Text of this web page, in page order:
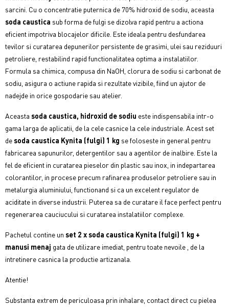
sarcini. Cu o concentratie puternica de 70% hidroxid de sodiu, aceasta
soda caustica sub forma de fulgi se dizolva rapid pentru a actiona
eficient impotriva blocajelor dificile. Este ideala pentru desfundarea
tevilor si curatarea depunerilor persistente de grasimi, ulei sau reziduuri
petroliere, restabilind rapid functionalitatea optima a instalatiilor.
Formula sa chimica, compusa din NaOH, clorura de sodiu si carbonat de
sodiu, asigura o actiune rapida si rezultate vizibile, fiind un ajutor de
nadejde in orice gospodarie sau atelier.
Aceastasoda caustica, hidroxid de sodiu este indispensabila intr-o
gama larga de aplicatii, de la cele casnice la cele industriale. Acest set
desoda caustica Kynita (fulgi) 1 kg se foloseste in general pentru
fabricarea sapunurilor, detergentilor sau a agentilor de inalbire. Este la
fel de eficient in curatarea pieselor din plastic sau inox, in indepartarea
colorantilor, in procese precum rafinarea produselor petroliere sau in
metalurgia aluminiului, functionand si ca un excelent regulator de
aciditate in diverse industrii. Puterea sa de curatare il face perfect pentru
regenerarea cauciucului si curatarea instalatiilor complexe.
Pachetul contine unset 2 x soda caustica Kynita (fulgi) 1 kg +
manusi menaj gata de utilizare imediat, pentru toate nevoile , de la
intretinere casnica la productie artizanala.
Atentie!
Substanta extrem de periculoasa prin inhalare, contact direct cu pielea